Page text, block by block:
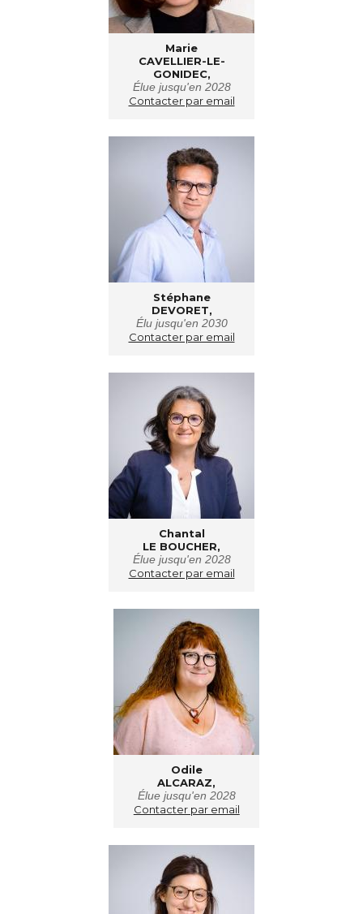
Marie
CAVELLIER-LE-
GONIDEC,
Élue jusqu'en 2028
Contacter par email
Stéphane
DEVORET,
Élu jusqu'en 2030
Contacter par email
Chantal
LE BOUCHER,
Élue jusqu'en 2028
Contacter par email
Odile
ALCARAZ,
Élue jusqu'en 2028
Contacter par email